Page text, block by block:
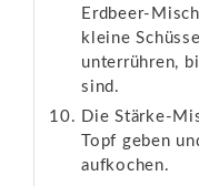
Erdbeer-
kleine
unterrühren,
sind.
Die Stärke-
Topf geben
aufkochen.